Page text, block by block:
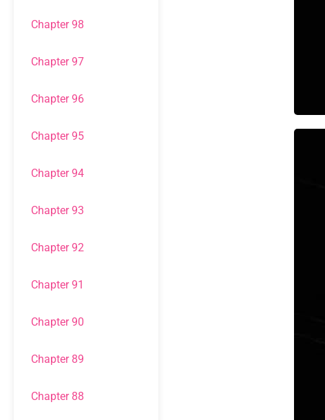
Chapter 98
Chapter 97
Chapter 96
Chapter 95
Chapter 94
Chapter 93
Chapter 92
Chapter 91
Chapter 90
Chapter 89
Chapter 88